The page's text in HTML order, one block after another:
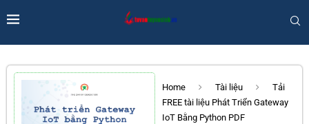
Home Tài liệu
Tải
FREE tài liệu Phát Triển Gateway
IoT Bằng Python PDF